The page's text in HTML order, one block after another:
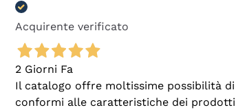
Acquirente verificato
2 Giorni Fa
Il catalogo offre moltissime possibilità
conformi alle caratteristiche dei